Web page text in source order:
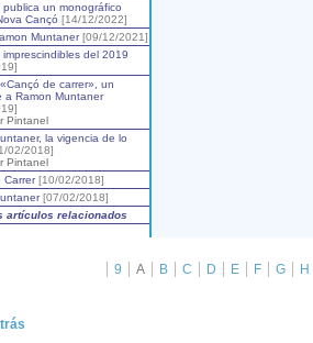
un monográfico
Cançó [14/12/2022]
Muntaner[09/12/2021]
imprescindibles del 2019
de carrer», un
a Ramon Muntaner
Pintanel
la vigencia de lo
02/2018]
Pintanel
Carrer[10/02/2018]
[07/02/2018]
artículos relacionados
9 A B C D E F G H